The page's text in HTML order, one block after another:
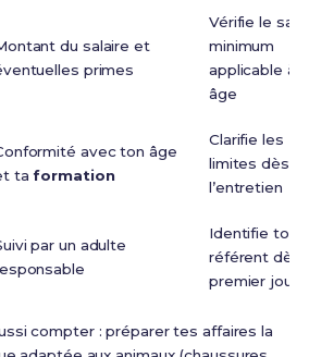
du salaire et
primes
Vérifie le
minimum
applicable à
âge
avec ton âge
taformation
Clarifie les
limites dès
l’entretien
par un adulte
Identifie ton
référent dès
premier jour
compter : préparer tes affaires la